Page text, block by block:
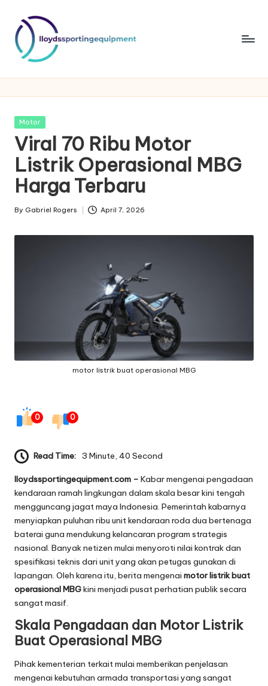
content
ll
o
y
d
s
s
p
o
rt
ui
p
e
n
t
Posted
Motor
Viral 70 Ribu Motor
Listrik Operasional MBG
Harga Terbaru
Posted
By Gabriel Rogers April 7, 2026
motor listrik buat operasional MBG
0 0
Read Time: 3 Minute, 40 Second
lloydssportingequipment.com – Kabar mengenai pengadaan
kendaraan ramah lingkungan dalam skala besar kini tengah
mengguncang jagat maya Indonesia. Pemerintah kabarnya
menyiapkan puluhan ribu unit kendaraan roda dua bertenaga
baterai guna mendukung kelancaran program strategis
nasional. Banyak netizen mulai menyoroti nilai kontrak dan
spesifikasi teknis dari unit yang akan petugas gunakan di
lapangan. Oleh karena itu, berita mengenai motor listrik buat
operasional MBGkini menjadi pusat perhatian publik secara
sangat masif.
Skala Pengadaan dan Motor Listrik
Buat Operasional MBG
Pihak kementerian terkait mulai memberikan penjelasan
mengenai kebutuhan armada transportasi yang sangat